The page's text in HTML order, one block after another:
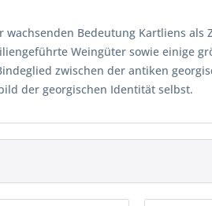
wachsenden Bedeutung Kartliens
Weingüter sowie einige
zwischen der antiken
der georgischen Identität selbst.